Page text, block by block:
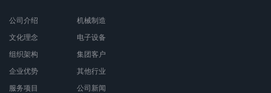
公司介绍
文化理念
组织架构
企业优势
服务项目
机械制造
电子设备
集团客户
其他行业
公司新闻